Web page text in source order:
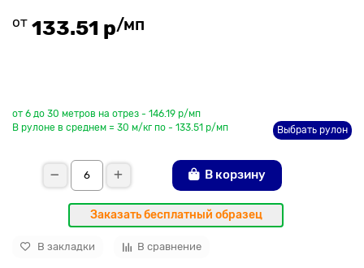
от 133.51 р/мп
от 6 до 30 метров на отрез - 146.19 р/мп
В рулоне в среднем = 30 м/кг по - 133.51 р/мп
Выбрать рулон
В корзину
Заказать бесплатный образец
В закладки В сравнение